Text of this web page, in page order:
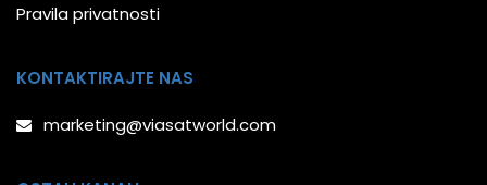
Pravila privatnosti
KONTAKTIRAJTE NAS
marketing@viasatworld.com